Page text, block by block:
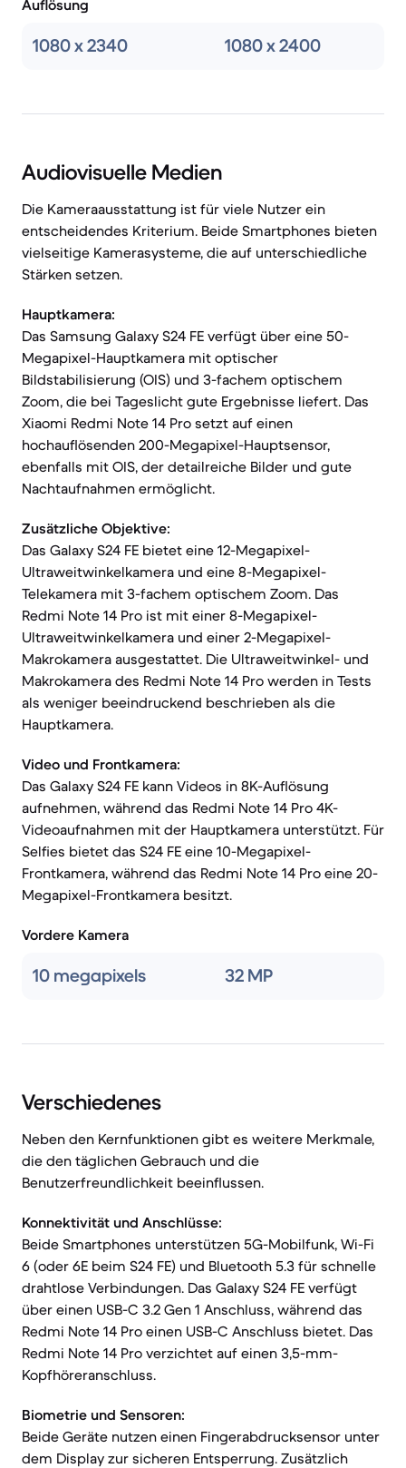
Auflösung
1080 x 2340 1080 x 2400
Audiovisuelle Medien
Die Kameraausstattung ist für viele Nutzer ein
entscheidendes Kriterium. Beide Smartphones bieten
vielseitige Kamerasysteme, die auf unterschiedliche
Stärken setzen.
Hauptkamera:
Das Samsung Galaxy S24 FE verfügt über eine 50-
Megapixel-Hauptkamera mit optischer
Bildstabilisierung (OIS) und 3-fachem optischem
Zoom, die bei Tageslicht gute Ergebnisse liefert. Das
Xiaomi Redmi Note 14 Pro setzt auf einen
hochauflösenden 200-Megapixel-Hauptsensor,
ebenfalls mit OIS, der detailreiche Bilder und gute
Nachtaufnahmen ermöglicht.
Zusätzliche Objektive:
Das Galaxy S24 FE bietet eine 12-Megapixel-
Ultraweitwinkelkamera und eine 8-Megapixel-
Telekamera mit 3-fachem optischem Zoom. Das
Redmi Note 14 Pro ist mit einer 8-Megapixel-
Ultraweitwinkelkamera und einer 2-Megapixel-
Makrokamera ausgestattet. Die Ultraweitwinkel- und
Makrokamera des Redmi Note 14 Pro werden in Tests
als weniger beeindruckend beschrieben als die
Hauptkamera.
Video und Frontkamera:
Das Galaxy S24 FE kann Videos in 8K-Auflösung
aufnehmen, während das Redmi Note 14 Pro 4K-
Videoaufnahmen mit der Hauptkamera unterstützt. Für
Selfies bietet das S24 FE eine 10-Megapixel-
Frontkamera, während das Redmi Note 14 Pro eine 20-
Megapixel-Frontkamera besitzt.
Vordere Kamera
10 megapixels 32 MP
Verschiedenes
Neben den Kernfunktionen gibt es weitere Merkmale,
die den täglichen Gebrauch und die
Benutzerfreundlichkeit beeinflussen.
Konnektivität und Anschlüsse:
Beide Smartphones unterstützen 5G-Mobilfunk, Wi-Fi
6 (oder 6E beim S24 FE) und Bluetooth 5.3 für schnelle
drahtlose Verbindungen. Das Galaxy S24 FE verfügt
über einen USB-C 3.2 Gen 1 Anschluss, während das
Redmi Note 14 Pro einen USB-C Anschluss bietet. Das
Redmi Note 14 Pro verzichtet auf einen 3,5-mm-
Kopfhöreranschluss.
Biometrie und Sensoren:
Beide Geräte nutzen einen Fingerabdrucksensor unter
dem Display zur sicheren Entsperrung. Zusätzlich